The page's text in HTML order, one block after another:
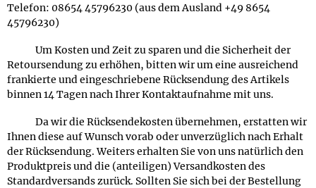
Telefon: 08654 45796230 (aus dem Ausland +49 8654
45796230)
Um Kosten und Zeit zu sparen und die Sicherheit der
Retoursendung zu erhöhen, bitten wir um eine ausreichend
frankierte und eingeschriebene Rücksendung des Artikels
binnen 14 Tagen nach Ihrer Kontaktaufnahme mit uns.
Da wir die Rücksendekosten übernehmen, erstatten wir
Ihnen diese auf Wunsch vorab oder unverzüglich nach Erhalt
der Rücksendung. Weiters erhalten Sie von uns natürlich den
Produktpreis und die (anteiligen) Versandkosten des
Standardversands zurück. Sollten Sie sich bei der Bestellung